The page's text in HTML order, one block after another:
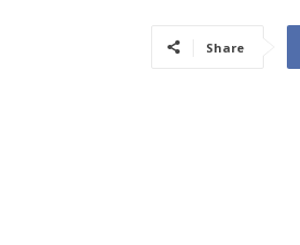
Share